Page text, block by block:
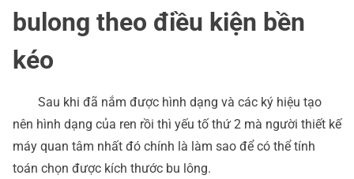
bulong theo điều kiện bền
kéo
Sau khi đã nắm được hình dạng và các ký hiệu tạo
nên hình dạng của ren rồi thì yếu tố thứ 2 mà người thiết kế
máy quan tâm nhất đó chính là làm sao để có thể tính
toán chọn được kích thước bu lông.